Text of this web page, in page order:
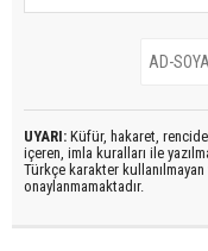
UYARI: Küfür, hakaret,
içeren, imla kuralları ile
Türkçe karakter
onaylanmamaktadır.